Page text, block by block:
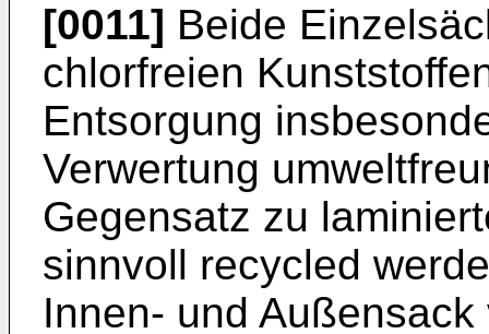
[0011] Beide
chlorfreien
Entsorgung
Verwertung
Gegensatz zu
sinnvoll recycled
Innen- und